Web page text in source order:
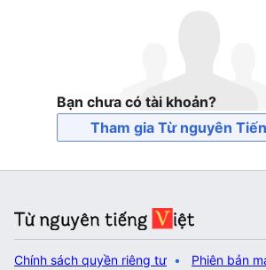
Bạn chưa có tài khoản?
Tham gia Từ nguyên
Chính sách quyền riêng tư Phiên bản